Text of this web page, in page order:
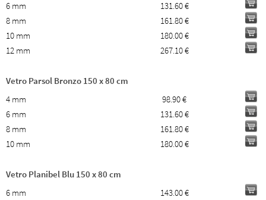
6 mm
131.60 €
8 mm
161.80 €
10 mm
180.00 €
12 mm
267.10 €
Vetro Parsol Bronzo 150 x 80 cm
4 mm
98.90 €
6 mm
131.60 €
8 mm
161.80 €
10 mm
180.00 €
Vetro Planibel Blu 150 x 80 cm
6 mm
143.00 €